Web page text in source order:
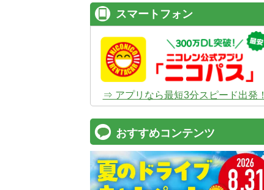
スマートフォン
⇒ アプリなら最短3分スピード出発！
おすすめコンテンツ